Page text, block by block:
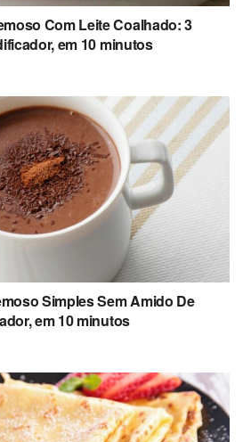
Com Leite Coalhado: 3
em 10 minutos
Simples Sem Amido De
em 10 minutos